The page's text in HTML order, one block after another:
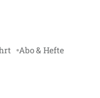
Abo & Hefte